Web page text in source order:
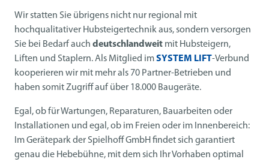
Wir statten Sie übrigens nicht nur regional mit
hochqualitativer Hubsteigertechnik aus, sondern versorgen
Sie bei Bedarf auch deutschlandweit mit Hubsteigern,
Liften und Staplern. Als Mitglied imSYSTEM LIFT-Verbund
kooperieren wir mit mehr als 70 Partner-Betrieben und
haben somit Zugriff auf über 18.000 Baugeräte.
Egal, ob für Wartungen, Reparaturen, Bauarbeiten oder
Installationen und egal, ob im Freien oder im Innenbereich:
Im Gerätepark der Spielhoff GmbH findet sich garantiert
genau die Hebebühne, mit dem sich Ihr Vorhaben optimal